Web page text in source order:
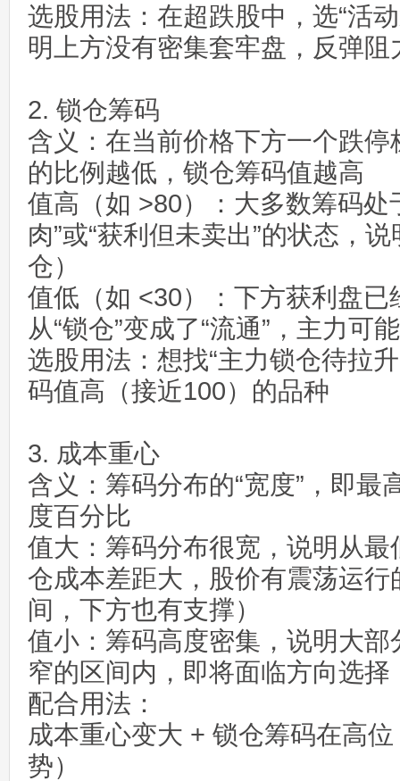
选股用法：在超跌股中，选“活
明上方没有密集套牢盘，反弹阻
2. 锁仓筹码
含义：在当前价格下方一个跌
的比例越低，锁仓筹码值越高
值高（如 >80）：大多数筹码处
肉”或“获利但未卖出”的状态，
仓）
值低（如 <30）：下方获利盘已
从“锁仓”变成了“流通”，主力可
选股用法：想找“主力锁仓待拉
码值高（接近100）的品种
3. 成本重心
含义：筹码分布的“宽度”，即最
度百分比
值大：筹码分布很宽，说明从
仓成本差距大，股价有震荡运
间，下方也有支撑）
值小：筹码高度密集，说明大
窄的区间内，即将面临方向选
配合用法：
成本重心变大 + 锁仓筹码在高
势）